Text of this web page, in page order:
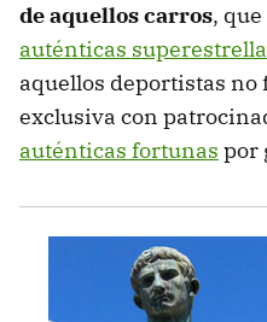
de aquellos carros,
auténticas
aquellos deportistas
exclusiva con
auténticas fortunas por